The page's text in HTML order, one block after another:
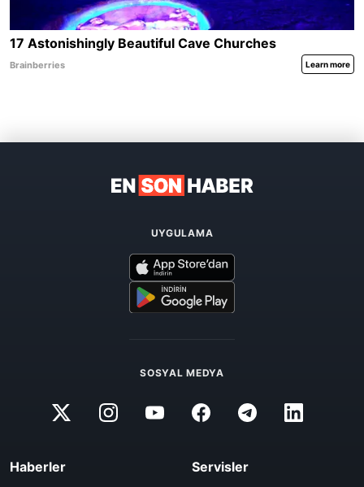
UYGULAMA
SOSYAL MEDYA
Haberler Servisler